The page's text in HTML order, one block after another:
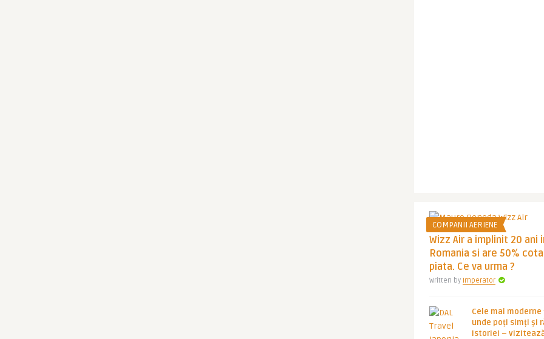
COMPANII AERIENE
Wizz Air a implinit 20 ani
Romania si are 50%
piata. Ce va urma ?
Written by Imperator
Cele mai
unde poți simți și
istoriei –